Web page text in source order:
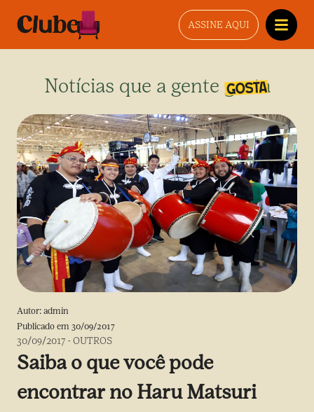
ASSINE AQUI
Notícias que a gente gosta
Autor: admin
Publicado em 30/09/2017
30/09/2017 -OUTROS
Saiba o que você pode
encontrar no Haru Matsuri